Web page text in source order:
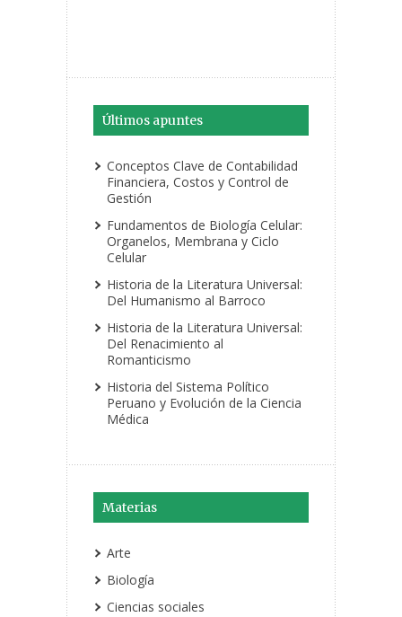
Últimos apuntes
Conceptos Clave de Contabilidad
Financiera, Costos y Control de
Gestión
Fundamentos de Biología Celular:
Organelos, Membrana y Ciclo
Celular
Historia de la Literatura Universal:
Del Humanismo al Barroco
Historia de la Literatura Universal:
Del Renacimiento al
Romanticismo
Historia del Sistema Político
Peruano y Evolución de la Ciencia
Médica
Materias
Arte
Biología
Ciencias sociales